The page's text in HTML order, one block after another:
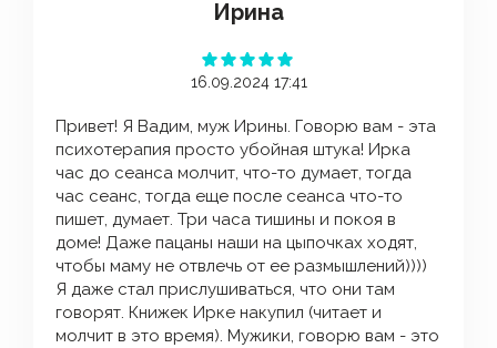
Ирина
16.09.2024 17:41
Привет! Я Вадим, муж Ирины. Говорю вам - эта
психотерапия просто убойная штука! Ирка
час до сеанса молчит, что-то думает, тогда
час сеанс, тогда еще после сеанса что-то
пишет, думает. Три часа тишины и покоя в
доме! Даже пацаны наши на цыпочках ходят,
чтобы маму не отвлечь от ее размышлений))))
Я даже стал прислушиваться, что они там
говорят. Книжек Ирке накупил (читает и
молчит в это время). Мужики, говорю вам - это